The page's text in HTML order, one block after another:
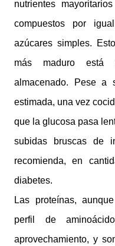
nutrientes
compuestos por
azúcares simples.
más maduro
almacenado.
Pese a
estimada, una vez
que la glucosa pasa
subidas bruscas de
recomienda, en
diabetes.
Las proteínas,
perfil de
aprovechamiento, y